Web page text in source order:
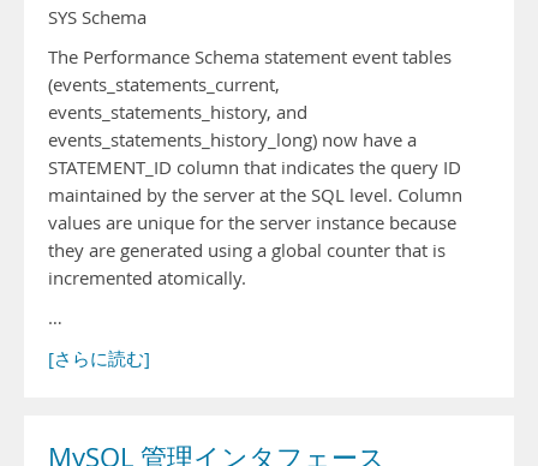
SYS Schema
The Performance Schema statement event tables
(events_statements_current,
events_statements_history, and
events_statements_history_long) now have a
STATEMENT_ID column that indicates the query ID
maintained by the server at the SQL level. Column
values are unique for the server instance because
they are generated using a global counter that is
incremented atomically.
…
[さらに読む]
MySQL 管理インタフェース